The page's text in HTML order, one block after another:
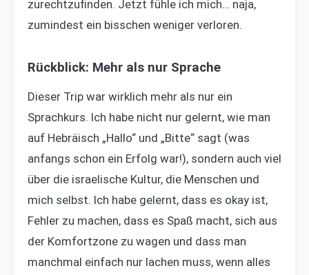
zurechtzufinden. Jetzt fühle ich mich… naja,
zumindest ein bisschen weniger verloren.
Rückblick: Mehr als nur Sprache
Dieser Trip war wirklich mehr als nur ein
Sprachkurs. Ich habe nicht nur gelernt, wie man
auf Hebräisch „Hallo“ und „Bitte“ sagt (was
anfangs schon ein Erfolg war!), sondern auch viel
über die israelische Kultur, die Menschen und
mich selbst. Ich habe gelernt, dass es okay ist,
Fehler zu machen, dass es Spaß macht, sich aus
der Komfortzone zu wagen und dass man
manchmal einfach nur lachen muss, wenn alles